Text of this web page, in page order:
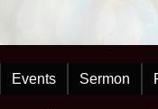
Events Sermon